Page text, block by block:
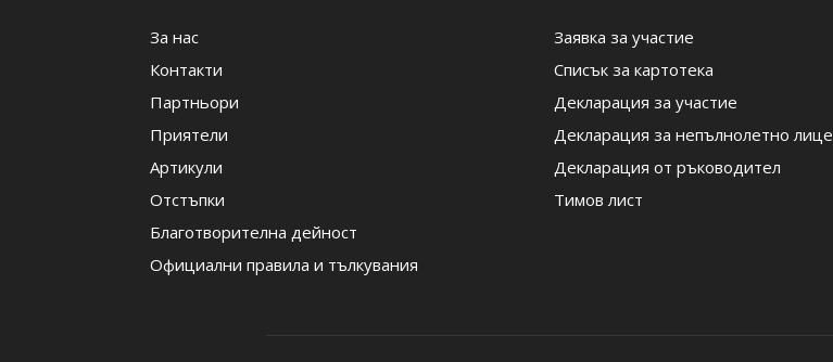
За нас
Контакти
Партньори
Приятели
Артикули
Отстъпки
Благотворителна дейност
Официални правила и тълкувания
Заявка за участие
Списък за картотека
Декларация за участие
Декларация за непълнолетно лице
Декларация от ръководител
Тимов лист